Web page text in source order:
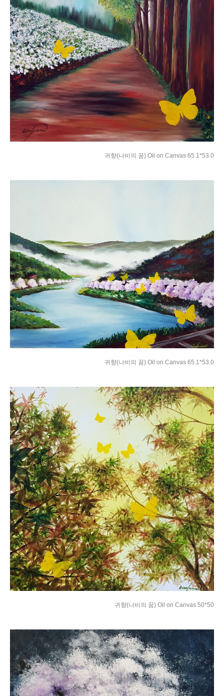
귀향(나비의 꿈) Oil on Canvas 65.1*53.0
귀향(나비의 꿈) Oil on Canvas 65.1*53.0
귀향(나비의 꿈) Oil on Canvas 50*50